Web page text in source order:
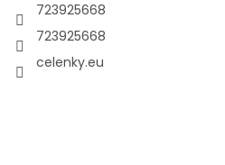
723925668
723925668
celenky.eu